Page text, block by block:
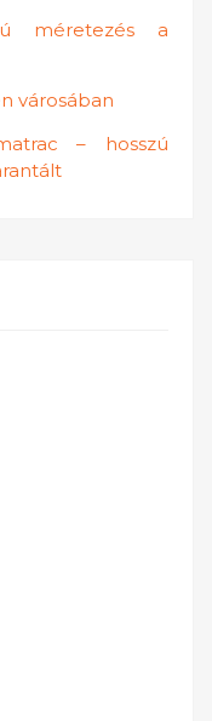
méretezés a
városában
– hosszú